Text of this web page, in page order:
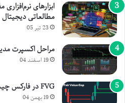
ابزارهای
مطالعاتی دیجیتال
23 تیر 05
مراحل اکسپرت
19 اسفند 04
FVG در فارکس چیست
19 بهمن 04